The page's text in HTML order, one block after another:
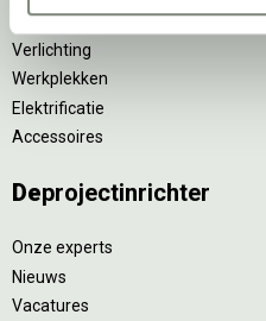
Tafels
Verlichting
Werkplekken
Elektrificatie
Accessoires
Deprojectinrichter
Onze experts
Nieuws
Vacatures